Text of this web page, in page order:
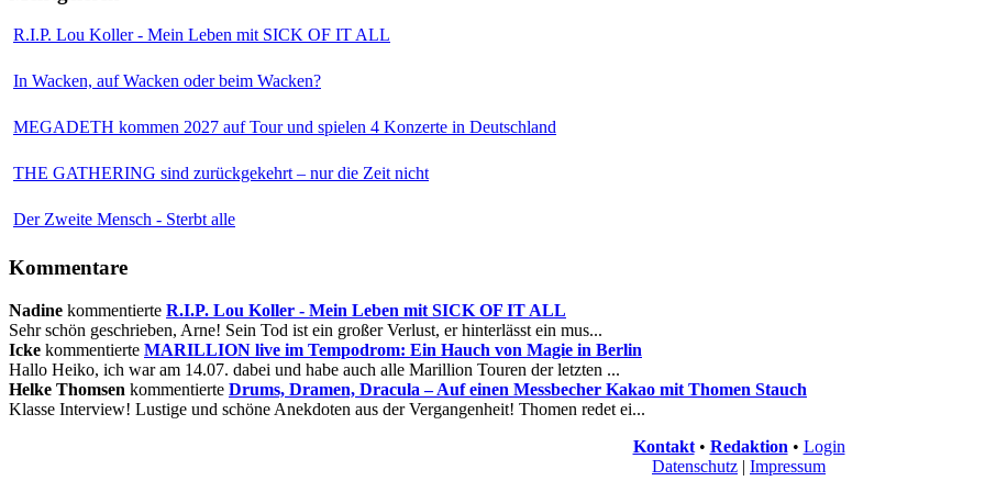
R.I.P. Lou Koller - Mein Leben mit SICK OF IT ALL
In Wacken, auf Wacken oder beim Wacken?
MEGADETH kommen 2027 auf Tour und spielen 4 Konzerte in Deutschland
THE GATHERING sind zurückgekehrt – nur die Zeit nicht
Der Zweite Mensch - Sterbt alle
Kommentare
Nadine kommentierte R.I.P. Lou Koller - Mein Leben mit SICK OF IT ALL
Sehr schön geschrieben, Arne! Sein Tod ist ein großer Verlust, er hinterlässt ein mus...
Icke kommentierte MARILLION live im Tempodrom: Ein Hauch von Magie in Berlin
Hallo Heiko, ich war am 14.07. dabei und habe auch alle Marillion Touren der letzten ...
Helke Thomsen kommentierte Drums, Dramen, Dracula – Auf einen Messbecher Kakao mit Thomen Stauch
Klasse Interview! Lustige und schöne Anekdoten aus der Vergangenheit! Thomen redet ei...
Kontakt• Redaktion • Login
Datenschutz | Impressum